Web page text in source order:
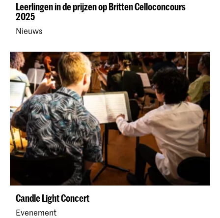
Leerlingen in de prijzen op Britten Celloconcours
2025
Nieuws
Candle Light Concert
Evenement